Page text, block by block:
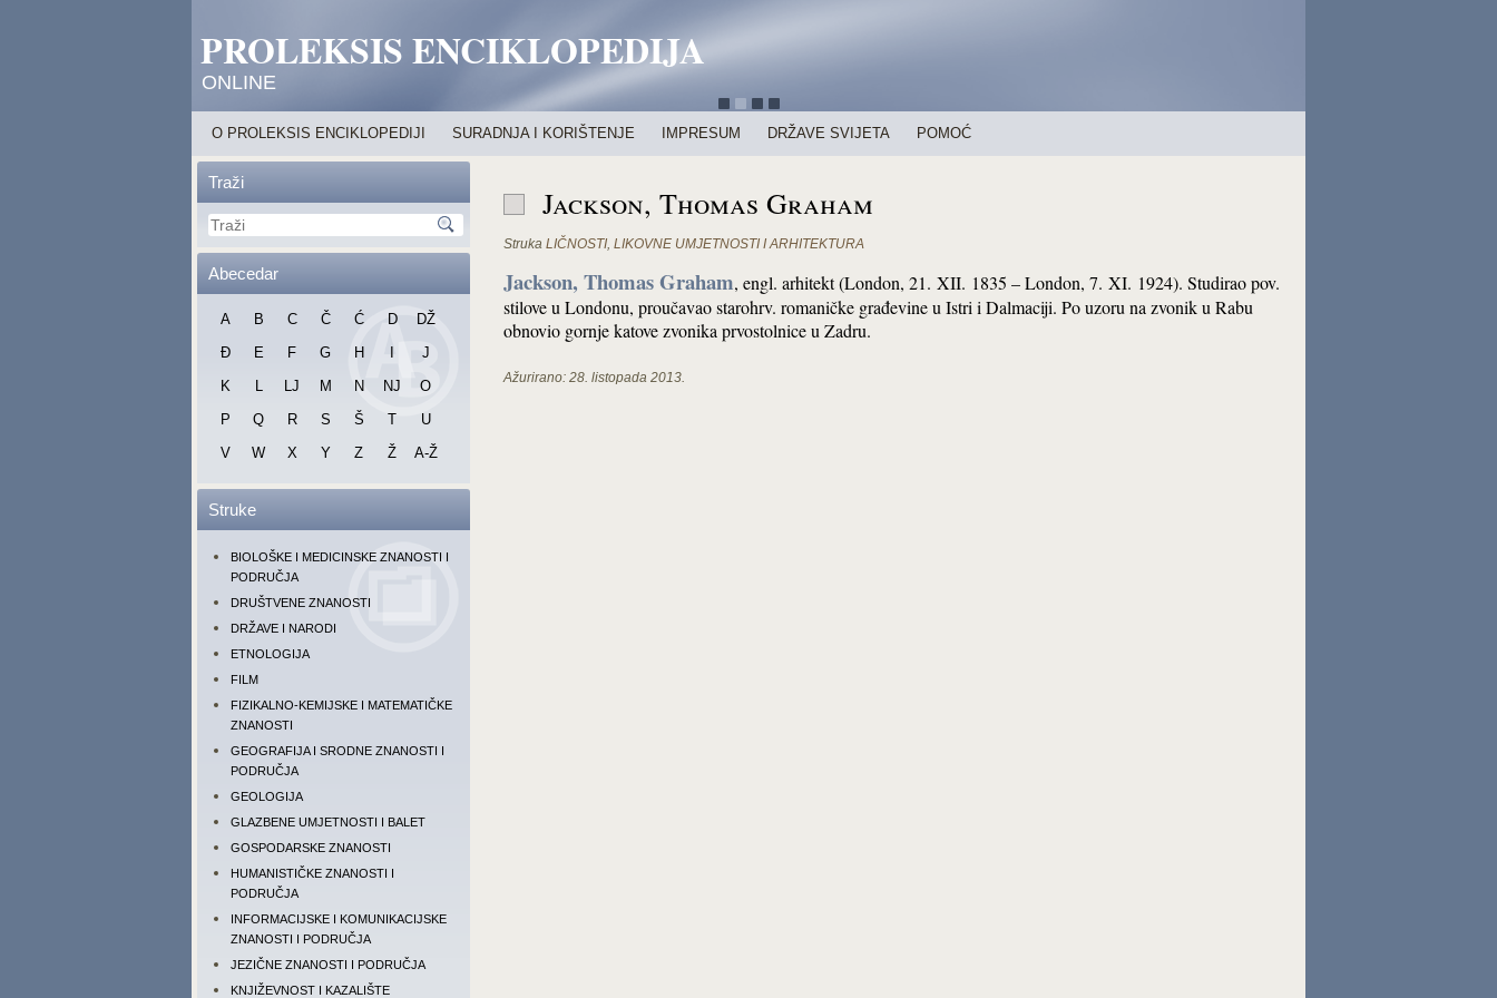
PROLEKSIS ENCIKLOPEDIJA
ONLINE
O PROLEKSIS ENCIKLOPEDIJI SURADNJA I KORIŠTENJE IMPRESUM DRŽAVE SVIJETA POMOĆ
Traži
Abecedar
A B C Č Ć D
DŽ
Đ
E F G H
J
K
L LJ M N NJ
O
P
Q R S Š T
U
V
W X Y Z Ž A-Ž
Struke
BIOLOŠKE I MEDICINSKE ZNANOSTI I
PODRUČJA
DRUŠTVENE ZNANOSTI
DRŽAVE I NARODI
ETNOLOGIJA
FILM
FIZIKALNO-KEMIJSKE I MATEMATIČKE
ZNANOSTI
GEOGRAFIJA I SRODNE ZNANOSTI I
PODRUČJA
GEOLOGIJA
GLAZBENE UMJETNOSTI I BALET
GOSPODARSKE ZNANOSTI
HUMANISTIČKE ZNANOSTI I
PODRUČJA
INFORMACIJSKE I KOMUNIKACIJSKE
ZNANOSTI I PODRUČJA
JEZIČNE ZNANOSTI I PODRUČJA
KNJIŽEVNOST I KAZALIŠTE
Jackson, Thomas Graham
Struka LIČNOSTI, LIKOVNE UMJETNOSTI I ARHITEKTURA
Jackson, Thomas Graham, engl. arhitekt (London, 21. XII. 1835 – London, 7. XI. 1924). Studirao pov.
stilove u Londonu, proučavao starohrv. romaničke građevine u Istri i Dalmaciji. Po uzoru na zvonik u Rabu
obnovio gornje katove zvonika prvostolnice u Zadru.
Ažurirano: 28. listopada 2013.